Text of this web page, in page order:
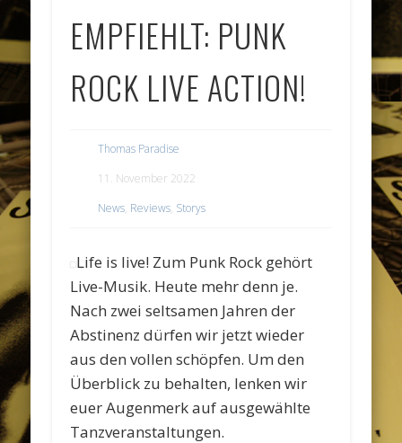
EMPFIEHLT: PUNK
ROCK LIVE ACTION!
Thomas Paradise
11. November 2022
News, Reviews, Storys
Life is live! Zum Punk Rock gehört
Live-Musik. Heute mehr denn je.
Nach zwei seltsamen Jahren der
Abstinenz dürfen wir jetzt wieder
aus den vollen schöpfen. Um den
Überblick zu behalten, lenken wir
euer Augenmerk auf ausgewählte
Tanzveranstaltungen.